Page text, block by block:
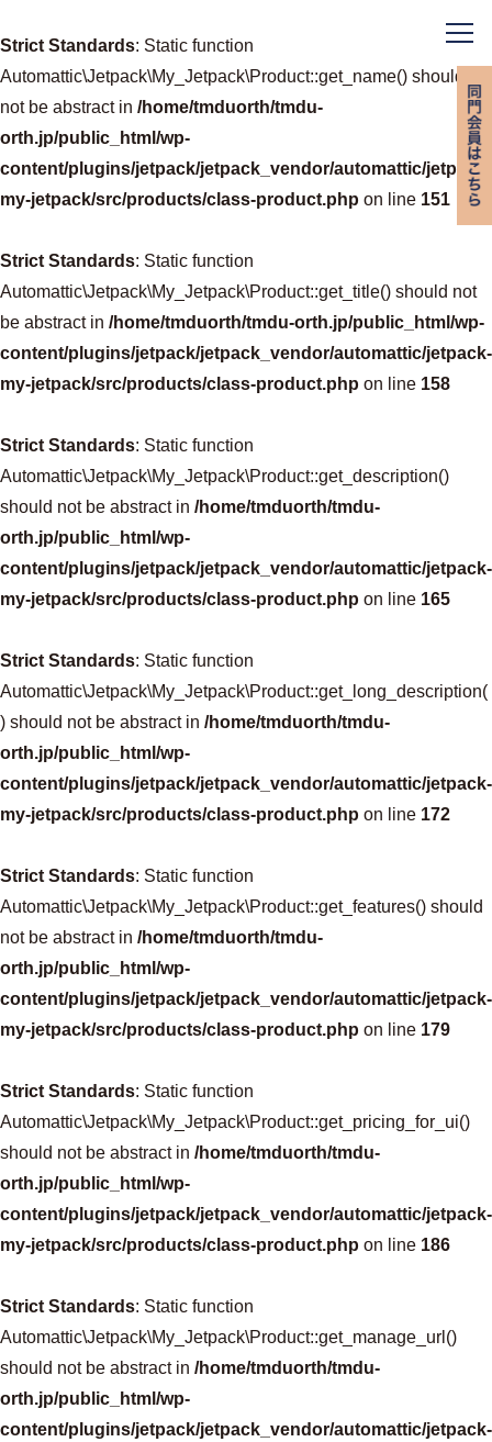
Strict Standards: Static function
Automattic\Jetpack\My_Jetpack\Product::get_name() should
not be abstract in /home/tmduorth/tmdu-
orth.jp/public_html/wp-
content/plugins/jetpack/jetpack_vendor/automattic/jetpack-
my-jetpack/src/products/class-product.php on line 151
Strict Standards: Static function
Automattic\Jetpack\My_Jetpack\Product::get_title() should not
be abstract in /home/tmduorth/tmdu-orth.jp/public_html/wp-
content/plugins/jetpack/jetpack_vendor/automattic/jetpack-
my-jetpack/src/products/class-product.php on line 158
Strict Standards: Static function
Automattic\Jetpack\My_Jetpack\Product::get_description()
should not be abstract in /home/tmduorth/tmdu-
orth.jp/public_html/wp-
content/plugins/jetpack/jetpack_vendor/automattic/jetpack-
my-jetpack/src/products/class-product.php on line 165
Strict Standards: Static function
Automattic\Jetpack\My_Jetpack\Product::get_long_description(
) should not be abstract in /home/tmduorth/tmdu-
orth.jp/public_html/wp-
content/plugins/jetpack/jetpack_vendor/automattic/jetpack-
my-jetpack/src/products/class-product.php on line 172
Strict Standards: Static function
Automattic\Jetpack\My_Jetpack\Product::get_features() should
not be abstract in /home/tmduorth/tmdu-
orth.jp/public_html/wp-
content/plugins/jetpack/jetpack_vendor/automattic/jetpack-
my-jetpack/src/products/class-product.php on line 179
Strict Standards: Static function
Automattic\Jetpack\My_Jetpack\Product::get_pricing_for_ui()
should not be abstract in /home/tmduorth/tmdu-
orth.jp/public_html/wp-
content/plugins/jetpack/jetpack_vendor/automattic/jetpack-
my-jetpack/src/products/class-product.php on line 186
Strict Standards: Static function
Automattic\Jetpack\My_Jetpack\Product::get_manage_url()
should not be abstract in /home/tmduorth/tmdu-
orth.jp/public_html/wp-
content/plugins/jetpack/jetpack_vendor/automattic/jetpack-